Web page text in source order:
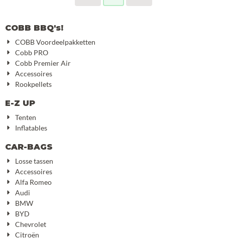
COBB BBQ's!
COBB Voordeelpakketten
Cobb PRO
Cobb Premier Air
Accessoires
Rookpellets
E-Z UP
Tenten
Inflatables
CAR-BAGS
Losse tassen
Accessoires
Alfa Romeo
Audi
BMW
BYD
Chevrolet
Citroën